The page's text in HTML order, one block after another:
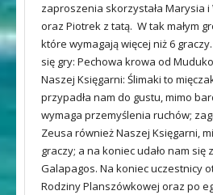
zaproszenia skorzystała Marysia i
oraz Piotrek z tatą. W tak małym
które wymagają więcej niż 6
się gry: Pechowa krowa od
Naszej Księgarni: Ślimaki to
przypadła nam do gustu, mimo
wymaga przemyślenia ruchów;
Zeusa również Naszej Księgarni,
graczy; a na koniec udało nam się
Galapagos. Na koniec uczestnicy
Rodziny Planszówkowej oraz po